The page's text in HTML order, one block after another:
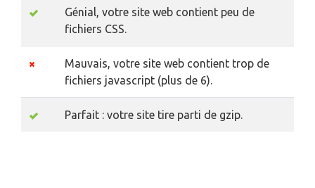
Génial, votre site web contient peu de
fichiers CSS.
Mauvais, votre site web contient trop de
fichiers javascript (plus de 6).
Parfait : votre site tire parti de gzip.